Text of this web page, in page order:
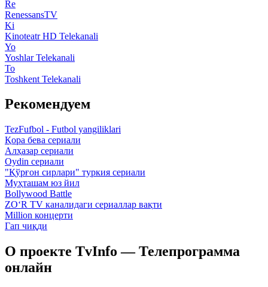
Re
RenessansTV
Ki
Kinoteatr HD Telekanali
Yo
Yoshlar Telekanali
To
Toshkent Telekanali
Рекомендуем
TezFufbol - Futbol yangiliklari
Қора бева сериали
Алҳазар сериали
Oydin сериали
"Қўрғон сирлари" туркия сериали
Муҳташам юз йил
Bollywood Battle
ZO‘R TV каналидаги сериаллар вақти
Million концерти
Гап чиқди
О проекте TvInfo — Телепрограмма
онлайн